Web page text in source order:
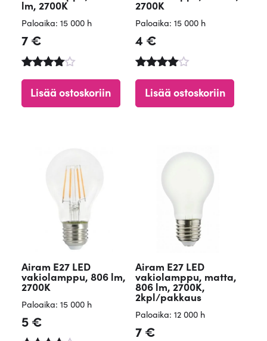
lm, 2700K
Paloaika: 15 000 h
7€
tuotteesta
4.90
Lisää ostoskoriin
2700K
Paloaika: 15 000 h
4 €
tuotteesta
4.84
Lisää ostoskoriin
Airam E27 LED
vakiolamppu, 806 lm,
2700K
Paloaika: 15 000 h
5€
Airam E27 LED
vakiolamppu, matta,
806 lm, 2700K,
2kpl/pakkaus
Paloaika: 12 000 h
7€